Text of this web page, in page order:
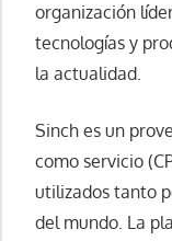
organización
tecnologías y
la actualidad.
Sinch es un
como servicio
utilizados tanto
del mundo. La